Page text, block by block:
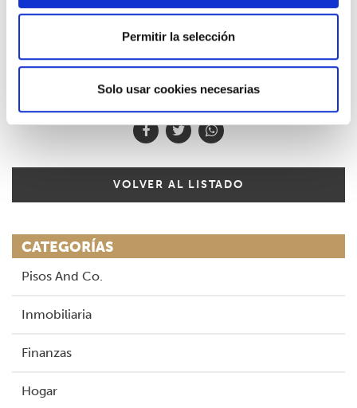
Permitir la selección
Solo usar cookies necesarias
En cualquier caso, lo mejor es domiciliar el pago del IBI para que
no se produzcan estas situaciones desagradables por las cuales
deberíamos de haber abonado.
VOLVER AL LISTADO
CATEGORÍAS
Pisos And Co.
Inmobiliaria
Finanzas
Hogar